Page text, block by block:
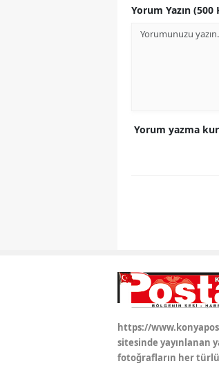
Yorum Yazın
Yorum yazma
https://
sitesinde yayınlanan
fotoğrafların her türlü